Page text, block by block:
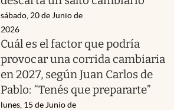
sábado, 20 de Junio de
2026
Cuál es el factor que podría
provocar una corrida cambiaria
en 2027, según Juan Carlos de
Pablo: “Tenés que prepararte”
lunes, 15 de Junio de